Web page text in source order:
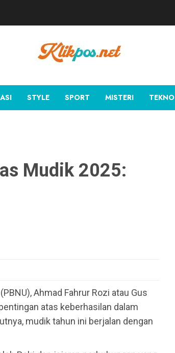
STYLE SPORT MISTERI TEKNO
Mudik 2025:
Ahmad Fahrur Rozi atau Gus
atas keberhasilan dalam
mudik tahun ini berjalan dengan